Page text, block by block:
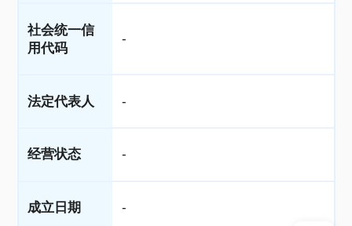
社会统一信
用代码
-
法定代表人 -
经营状态 -
成立日期 -